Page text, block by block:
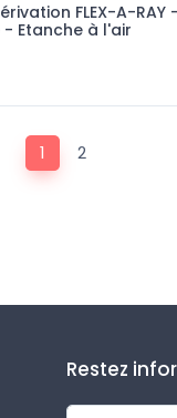
FLEX-A-RAY -
Etanche à l'air
1 2
Restez